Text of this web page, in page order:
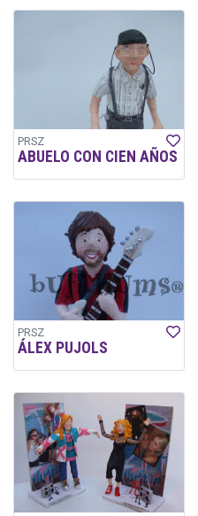
PRSZ
ABUELO CON CIEN AÑOS
PRSZ
ÁLEX PUJOLS